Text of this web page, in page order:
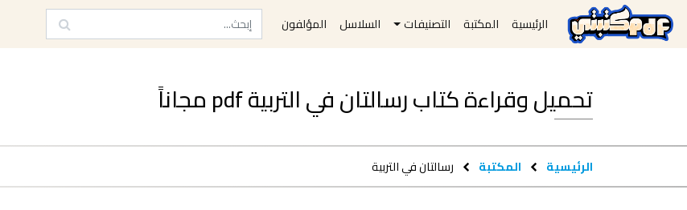
الرئيسية المكتبة التصنيفات السلاسل المؤلفون
تحميل وقراءة كتاب رسالتان في التربية pdf مجاناً
الرئيسية المكتبة رسالتان في التربية